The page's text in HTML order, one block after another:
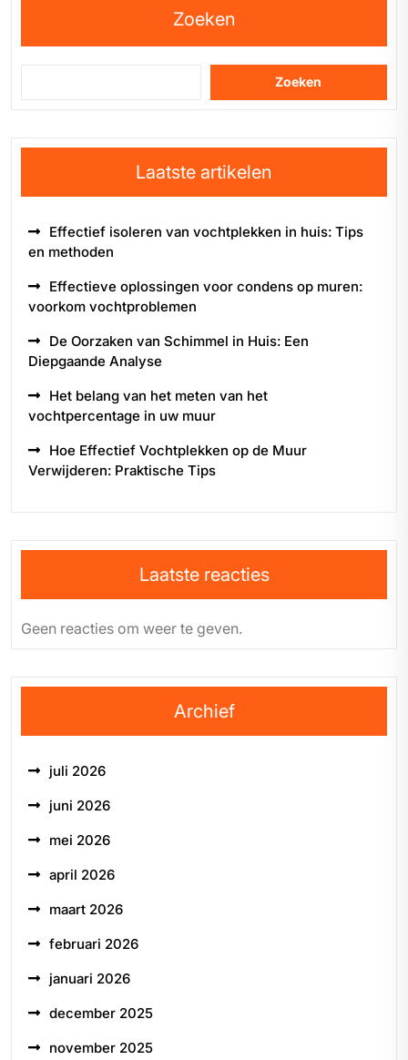
Zoeken
Zoeken
Laatste artikelen
Effectief isoleren van vochtplekken in huis: Tips
en methoden
Effectieve oplossingen voor condens op muren:
voorkom vochtproblemen
De Oorzaken van Schimmel in Huis: Een
Diepgaande Analyse
Het belang van het meten van het
vochtpercentage in uw muur
Hoe Effectief Vochtplekken op de Muur
Verwijderen: Praktische Tips
Laatste reacties
Geen reacties om weer te geven.
Archief
juli 2026
juni 2026
mei 2026
april 2026
maart 2026
februari 2026
januari 2026
december 2025
november 2025